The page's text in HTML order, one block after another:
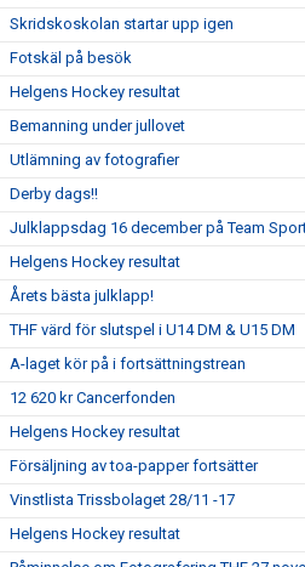
Skridskoskolan startar upp igen
Fotskäl på besök
Helgens Hockey resultat
Bemanning under jullovet
Utlämning av fotografier
Derby dags!!
Julklappsdag 16 december på Team
Helgens Hockey resultat
Årets bästa julklapp!
THF värd för slutspel i U14 DM & U15 DM
A-laget kör på i fortsättningstrean
12 620 kr Cancerfonden
Helgens Hockey resultat
Försäljning av toa-papper fortsätter
Vinstlista Trissbolaget 28/11 -17
Helgens Hockey resultat